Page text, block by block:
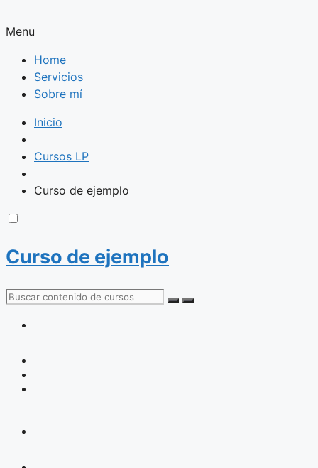
al
Menu
Home
Servicios
Sobre mí
Inicio
Cursos LP
Curso de ejemplo
Curso de ejemplo